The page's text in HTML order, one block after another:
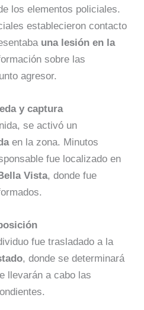
los elementos policiales.
establecieron contacto
una lesión en la
sobre las
agresor.
y captura
se activó un
en la zona. Minutos
fue localizado en
Vista, donde fue
fue trasladado a la
, donde se determinará
llevarán a cabo las